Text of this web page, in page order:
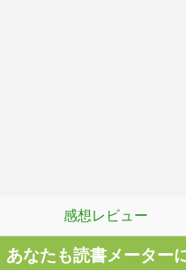
感想レビュー
あなたも読書メーター